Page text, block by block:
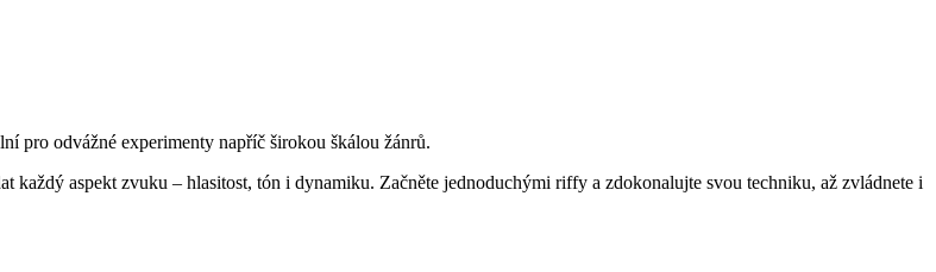
pro odvážné experimenty napříč širokou škálou žánrů.
aspekt zvuku – hlasitost, tón i dynamiku. Začněte jednoduchými riffy a zdokonalujte svou techniku, až zvládnete i